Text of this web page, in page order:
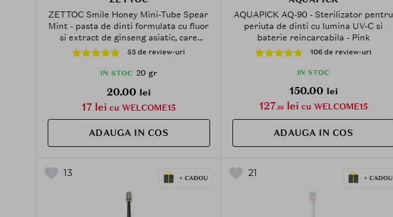
ZETTOC Smile Honey Mini-Tube Spear
Mint - pasta de dinti formulata cu fluor
si extract de ginseng asiatic, care
contribuie la prevenirea cariilor si la
metinerea igienei orale in format mini
pentru calatorii - 20 gr
53 de review-uri
IN STOC 20 gr
20.00 lei
17 lei cu WELCOME15
ADAUGA IN COS
AQUAPICK AQ-90 - Sterilizator pentru
periuta de dinti cu lumina UV-C si
baterie reincarcabila - Pink
106 de review-uri
IN STOC
150.00 lei
127.50 lei cu WELCOME15
ADAUGA IN COS
13 21